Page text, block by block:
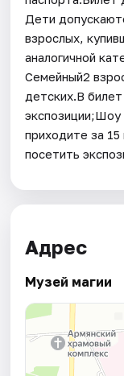
Дети
взрослых,
аналогичной
Семейный2
детских.В
приходите за
посетить
Адрес
Музей магии